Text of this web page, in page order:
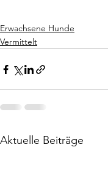
Erwachsene Hunde
Vermittelt
Aktuelle Beiträge